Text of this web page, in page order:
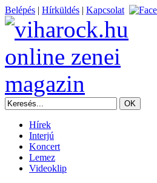
Belépés | Hírküldés | Kapcsolat
Hírek
Interjú
Koncert
Lemez
Videoklip